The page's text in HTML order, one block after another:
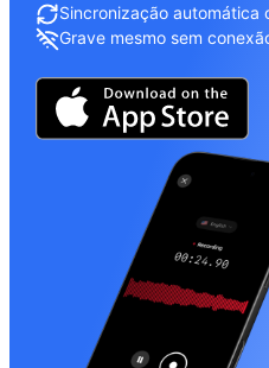
Sincronização automática
Grave mesmo sem